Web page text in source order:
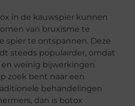
in de kauwspier kunnen
van bruxisme te
spier te ontspannen. Deze
steeds populairder, omdat
en weinig bijwerkingen
zoek bent naar een
behandelingen
dan is botox